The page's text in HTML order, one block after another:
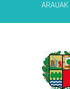
ARAUAK